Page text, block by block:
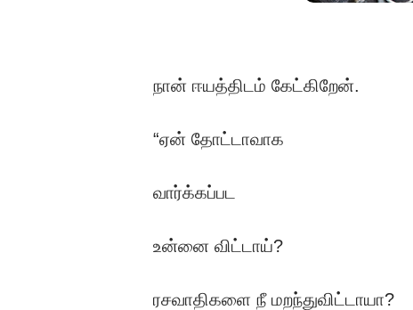
நான் ஈயத்திடம் கேட்கிறேன்.
“ஏன் தோட்டாவாக
வார்க்கப்பட
உன்னை விட்டாய்?
ரசவாதிகளை நீ மறந்துவிட்டாயா?